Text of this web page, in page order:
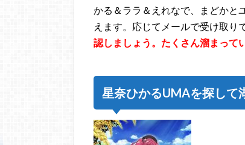
かる＆ララ＆えれなで、まどかと
えます。応じてメールで受け取り
認しましょう。たくさん溜まって
星奈ひかるUMAを探して